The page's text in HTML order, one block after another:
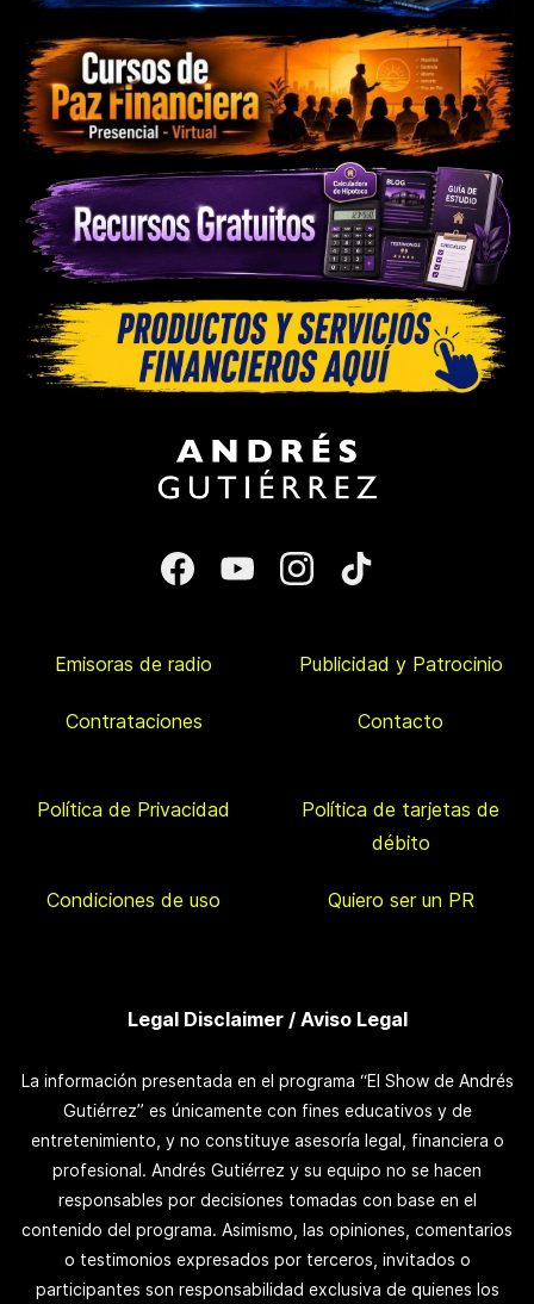
Emisoras de radio Publicidad y Patrocinio
Contrataciones Contacto
Política de Privacidad
Política de tarjetas de
débito
Condiciones de uso Quiero ser un PR
Legal Disclaimer / Aviso Legal
La información presentada en el programa “El Show de Andrés
Gutiérrez” es únicamente con fines educativos y de
entretenimiento, y no constituye asesoría legal, financiera o
profesional. Andrés Gutiérrez y su equipo no se hacen
responsables por decisiones tomadas con base en el
contenido del programa. Asimismo, las opiniones, comentarios
o testimonios expresados por terceros, invitados o
participantes son responsabilidad exclusiva de quienes los